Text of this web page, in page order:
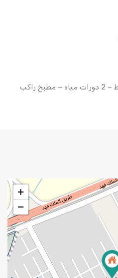
+
−